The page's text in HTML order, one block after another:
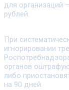
для организаций
рублей.
При
игнорировании
органов
либо
на 90 дней.